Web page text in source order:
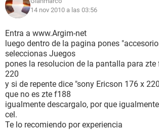
14 nov 2010 a las 03:56
Entra a www.Argim-net
luego dentro de la pagina pones
seleccionas Juegos
pones la resolucion de la pantalla para zte
220
y si de repente dice "sony Ericson 176 x
que no es zte f188
igualmente descargalo, por que
cel.
Te lo recomiendo por experiencia